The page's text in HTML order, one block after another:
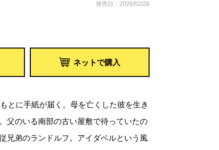
発売日：2026/02/28
ネットで購入
とに手紙が届く。母を亡くした彼を生き
父のいる南部の古い屋敷で待っていたの
兄弟のランドルフ。アイダベルという風